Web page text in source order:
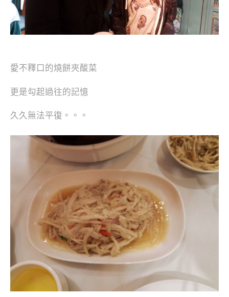
愛不釋口的燒餅夾酸菜
更是勾起過往的記憶
久久無法平復。。。